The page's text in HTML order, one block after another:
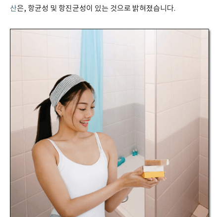
산은, 항균성 및 항진균성이 있는 것으로 밝혀졌습니다.